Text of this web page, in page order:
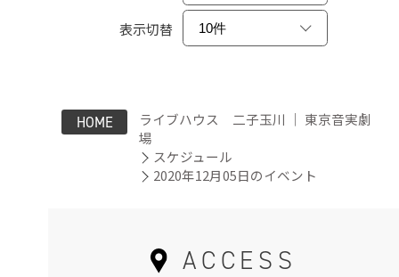
表示切替
HOME
ライブハウス 二子玉川 ｜ 東京音実劇
場
スケジュール
2020年12月05日のイベント
ACCESS